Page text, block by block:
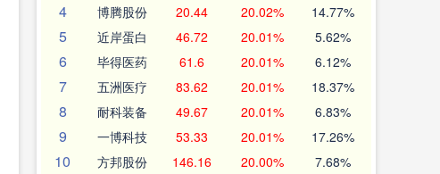
4 博腾股份 20.44 20.02% 14.77%
5 近岸蛋白 46.72 20.01% 5.62%
6 毕得医药 61.6 20.01% 6.12%
7 五洲医疗 83.62 20.01% 18.37%
8 耐科装备 49.67 20.01% 6.83%
9 一博科技 53.33 20.01% 17.26%
10 方邦股份 146.16 20.00% 7.68%